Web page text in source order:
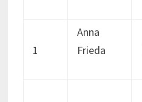
1
Anna
Frieda